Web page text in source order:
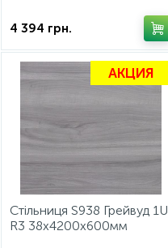
4 394 грн.
АКЦИЯ
Стільниця S938 Грейвуд 1U
R3 38x4200x600мм